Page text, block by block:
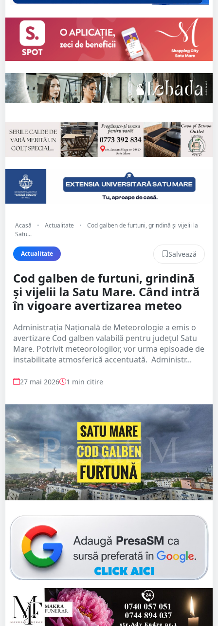
Acasă • Actualitate •
Cod galben de furtuni, grindină și vijelii la
Satu...
Actualitate Salvează
Cod galben de furtuni, grindină
și vijelii la Satu Mare. Când intră
în vigoare avertizarea meteo
Administrația Națională de Meteorologie a emis o
avertizare Cod galben valabilă pentru județul Satu
Mare. Potrivit meteorologilor, vor urma episoade de
instabilitate atmosferică accentuată. Administr...
27 mai 2026 1 min citire